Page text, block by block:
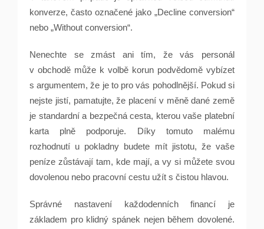
konverze, často označené jako „Decline conversion“
nebo „Without conversion“.
Nenechte se zmást ani tím, že vás personál
v obchodě může k volbě korun podvědomě vybízet
s argumentem, že je to pro vás pohodlnější. Pokud si
nejste jistí, pamatujte, že placení v měně dané země
je standardní a bezpečná cesta, kterou vaše platební
karta plně podporuje. Díky tomuto malému
rozhodnutí u pokladny budete mít jistotu, že vaše
peníze zůstávají tam, kde mají, a vy si můžete svou
dovolenou nebo pracovní cestu užít s čistou hlavou.
Správné nastavení každodenních financí je
základem pro klidný spánek nejen během dovolené.